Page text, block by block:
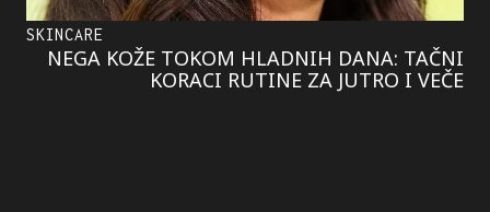
SKINCARE
NEGA KOŽE TOKOM HLADNIH DANA: TAČNI
KORACI RUTINE ZA JUTRO I VEČE